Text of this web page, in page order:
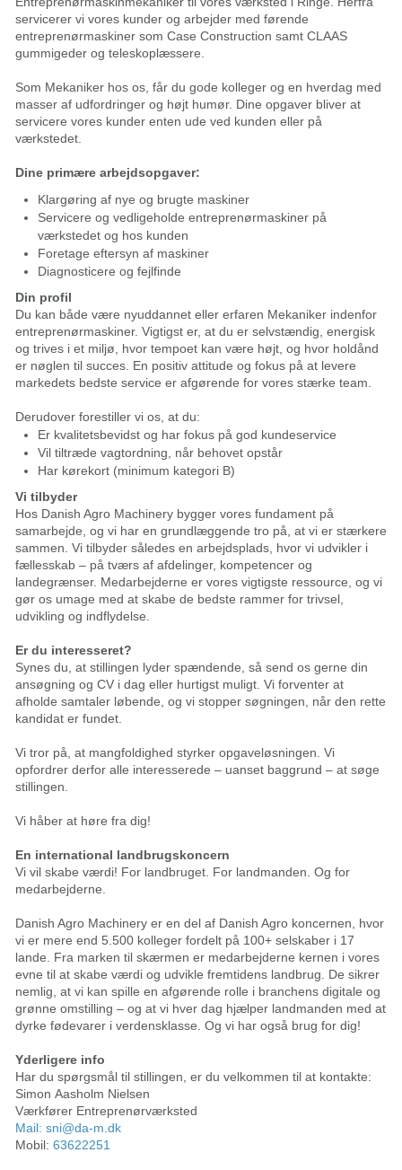
servicerer vi vores kunder og arbejder med førende
entreprenørmaskiner som Case Construction samt CLAAS
gummigeder og teleskoplæssere.
Som Mekaniker hos os, får du gode kolleger og en hverdag med
masser af udfordringer og højt humør. Dine opgaver bliver at
servicere vores kunder enten ude ved kunden eller på
værkstedet.
Dine primære arbejdsopgaver:
Klargøring af nye og brugte maskiner
Servicere og vedligeholde entreprenørmaskiner på
værkstedet og hos kunden
Foretage eftersyn af maskiner
Diagnosticere og fejlfinde
Din profil
Du kan både være nyuddannet eller erfaren Mekaniker indenfor
entreprenørmaskiner. Vigtigst er, at du er selvstændig, energisk
og trives i et miljø, hvor tempoet kan være højt, og hvor holdånd
er nøglen til succes. En positiv attitude og fokus på at levere
markedets bedste service er afgørende for vores stærke team.
Derudover forestiller vi os, at du:
Er kvalitetsbevidst og har fokus på god kundeservice
Vil tiltræde vagtordning, når behovet opstår
Har kørekort (minimum kategori B)
Vi tilbyder
Hos Danish Agro Machinery bygger vores fundament på
samarbejde, og vi har en grundlæggende tro på, at vi er stærkere
sammen. Vi tilbyder således en arbejdsplads, hvor vi udvikler i
fællesskab – på tværs af afdelinger, kompetencer og
landegrænser. Medarbejderne er vores vigtigste ressource, og vi
gør os umage med at skabe de bedste rammer for trivsel,
udvikling og indflydelse.
Er du interesseret?
Synes du, at stillingen lyder spændende, så send os gerne din
ansøgning og CV i dag eller hurtigst muligt. Vi forventer at
afholde samtaler løbende, og vi stopper søgningen, når den rette
kandidat er fundet.
Vi tror på, at mangfoldighed styrker opgaveløsningen. Vi
opfordrer derfor alle interesserede – uanset baggrund – at søge
stillingen.
Vi håber at høre fra dig!
En international landbrugskoncern
Vi vil skabe værdi! For landbruget. For landmanden. Og for
medarbejderne.
Danish Agro Machinery er en del af Danish Agro koncernen, hvor
vi er mere end 5.500 kolleger fordelt på 100+ selskaber i 17
lande. Fra marken til skærmen er medarbejderne kernen i vores
evne til at skabe værdi og udvikle fremtidens landbrug. De sikrer
nemlig, at vi kan spille en afgørende rolle i branchens digitale og
grønne omstilling – og at vi hver dag hjælper landmanden med at
dyrke fødevarer i verdensklasse. Og vi har også brug for dig!
Yderligere info
Har du spørgsmål til stillingen, er du velkommen til at kontakte:
Simon Aasholm Nielsen
Værkfører Entreprenørværksted
Mail: sni@da-m.dk
Mobil: 63622251